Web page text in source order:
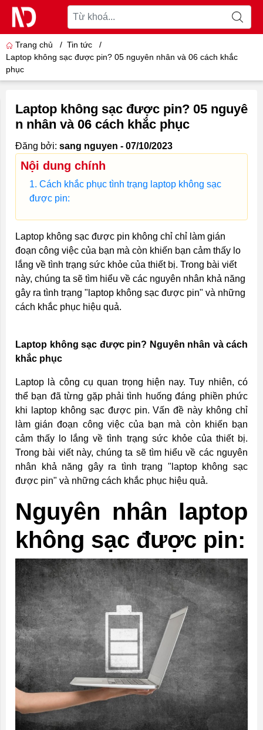
Trang chủ / Tin tức
/
Laptop không sạc được pin? 05 nguyên nhân và 06 cách khắc
phục
Laptop không sạc được pin? 05 nguyê
n nhân và 06 cách khắc phục
Đăng bởi: sang nguyen - 07/10/2023
Nội dung chính
Cách khắc phục tình trạng laptop không sạc
được pin:
Laptop không sạc được pin không chỉ chỉ làm gián
đoạn công việc của bạn mà còn khiến bạn cảm thấy lo
lắng về tình trạng sức khỏe của thiết bị. Trong bài viết
này, chúng ta sẽ tìm hiểu về các nguyên nhân khả năng
gây ra tình trạng "laptop không sạc được pin" và những
cách khắc phục hiệu quả.
Laptop không sạc được pin? Nguyên nhân và cách
khắc phục
Laptop là công cụ quan trọng hiện nay. Tuy nhiên, có
thể bạn đã từng gặp phải tình huống đáng phiền phức
khi laptop không sạc được pin. Vấn đề này không chỉ
làm gián đoạn công việc của bạn mà còn khiến bạn
cảm thấy lo lắng về tình trạng sức khỏe của thiết bị.
Trong bài viết này, chúng ta sẽ tìm hiểu về các nguyên
nhân khả năng gây ra tình trạng "laptop không sạc
được pin" và những cách khắc phục hiệu quả.
Nguyên nhân laptop
không sạc được pin: